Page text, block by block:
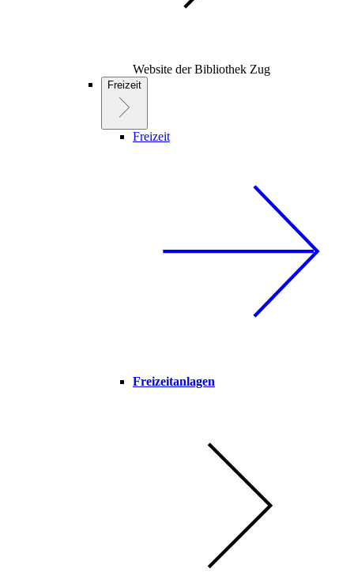
Website der Bibliothek Zug
Freizeit
Freizeit
Freizeitanlagen